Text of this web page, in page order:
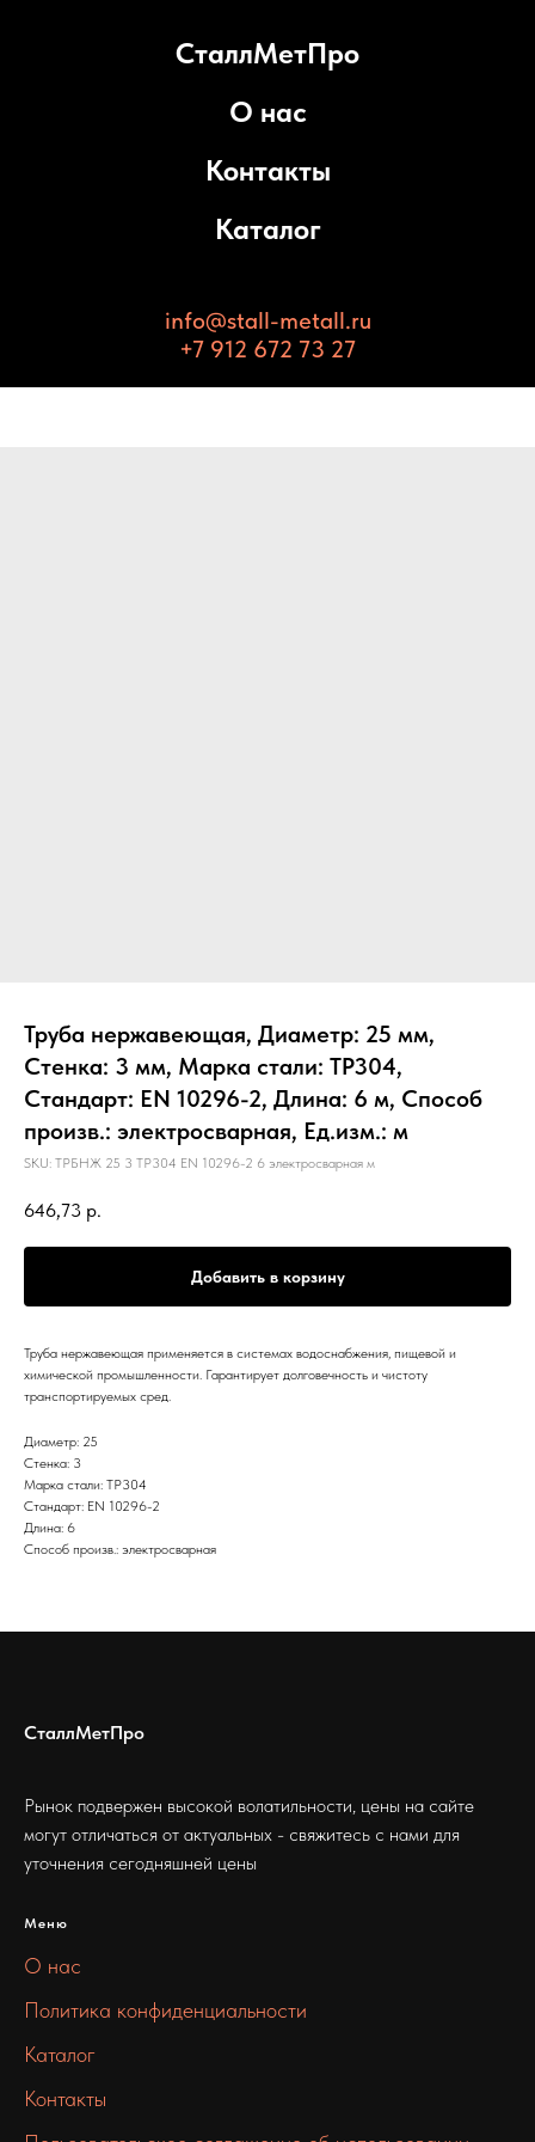
СталлМетПро
О нас
Контакты
Каталог
info@stall-metall.ru
+7 912 672 73 27
Труба нержавеющая, Диаметр: 25 мм,
Стенка: 3 мм, Марка стали: TP304,
Стандарт: EN 10296-2, Длина: 6 м, Способ
произв.: электросварная, Ед.изм.: м
SKU: ТРБНЖ 25 3 TP304 EN 10296-2 6 электросварная м
646,73 р.
Добавить в корзину
Труба нержавеющая применяется в системах водоснабжения, пищевой и
химической промышленности. Гарантирует долговечность и чистоту
транспортируемых сред.
Диаметр: 25
Стенка: 3
Марка стали: TP304
Стандарт: EN 10296-2
Длина: 6
Способ произв.: электросварная
СталлМетПро
Рынок подвержен высокой волатильности, цены на сайте
могут отличаться от актуальных - свяжитесь с нами для
уточнения сегодняшней цены
Меню
О нас
Политика конфиденциальности
Каталог
Контакты